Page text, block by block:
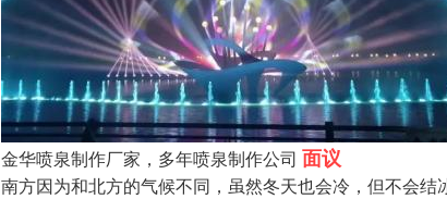
金华喷泉制作厂家，多年喷泉制作公司 面议
南方因为和北方的气候不同，虽然冬天也会冷，但不会